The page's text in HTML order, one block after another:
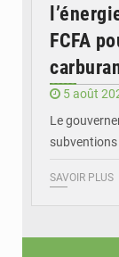
FCFA
5 août
Le
subventions
SAVOIR PLUS